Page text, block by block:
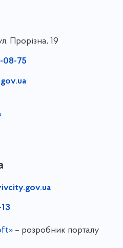
Прорізна, 19
08-75
– розробник порталу